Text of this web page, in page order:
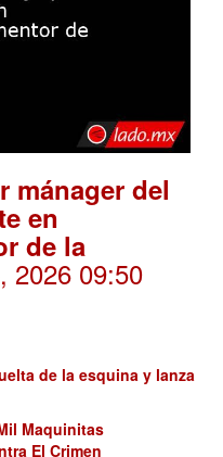
mánager del
en
de la
2026 09:50
de la esquina y lanza
Maquinitas
El Crimen